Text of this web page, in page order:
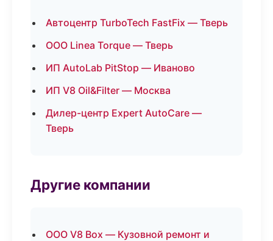
Автоцентр TurboTech FastFix — Тверь
ООО Linea Torque — Тверь
ИП AutoLab PitStop — Иваново
ИП V8 Oil&Filter — Москва
Дилер-центр Expert AutoCare —
Тверь
Другие компании
ООО V8 Box — Кузовной ремонт и